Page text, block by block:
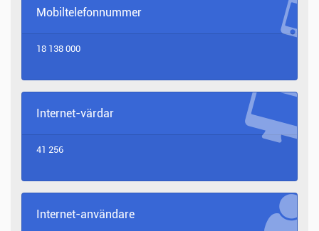
Mobiltelefonnummer
18 138 000
Internet-värdar
41 256
Internet-användare